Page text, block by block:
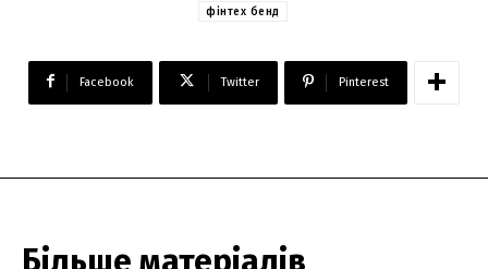
фінтех бенд
Facebook Twitter Pinterest
Більше матеріалів